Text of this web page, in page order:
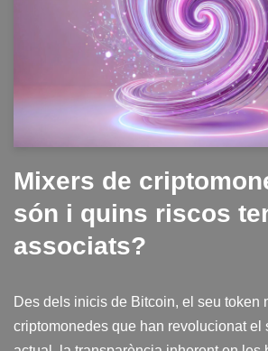
Mixers de
són i quins riscos
associats?
Des dels inicis de Bitcoin, el seu token
criptomonedes que han revolucionat el